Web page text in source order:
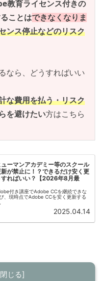
教育ライセンス付きの
ことはできなくなりま
ンス停止などのリスク
なら、どうすればいい
な費用を払う・リスク
を避けたい方はこちら
ーマンアカデミー等のスクール
が禁止に！？できるだけ安く更
すればいい？【2026年8月最
付き講座でAdobe CCを継続できな
、現時点でAdobe CCを安く更新する
2025.04.14